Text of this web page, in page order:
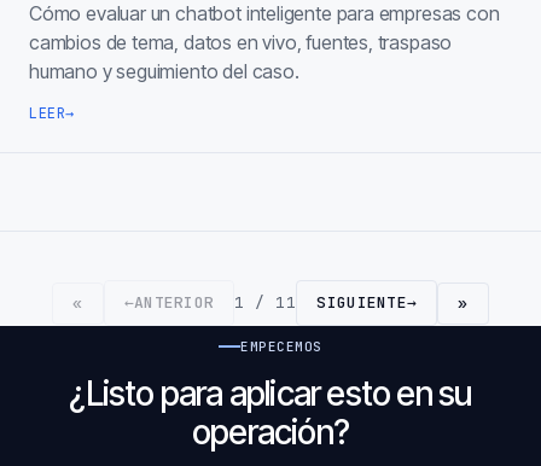
Cómo evaluar un chatbot inteligente para empresas con
cambios de tema, datos en vivo, fuentes, traspaso
humano y seguimiento del caso.
LEER→
« ←ANTERIOR 1 / 11 SIGUIENTE→ »
EMPECEMOS
¿Listo para aplicar esto en su
operación?